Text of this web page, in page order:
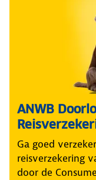
ANWB
Ga goed
reisverzekering
door de